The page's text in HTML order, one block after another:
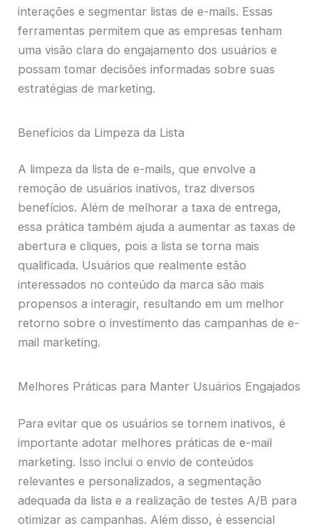
interações e segmentar listas de e-mails. Essas
ferramentas permitem que as empresas tenham
uma visão clara do engajamento dos usuários e
possam tomar decisões informadas sobre suas
estratégias de marketing.
Benefícios da Limpeza da Lista
A limpeza da lista de e-mails, que envolve a
remoção de usuários inativos, traz diversos
benefícios. Além de melhorar a taxa de entrega,
essa prática também ajuda a aumentar as taxas de
abertura e cliques, pois a lista se torna mais
qualificada. Usuários que realmente estão
interessados no conteúdo da marca são mais
propensos a interagir, resultando em um melhor
retorno sobre o investimento das campanhas de e-
mail marketing.
Melhores Práticas para Manter Usuários Engajados
Para evitar que os usuários se tornem inativos, é
importante adotar melhores práticas de e-mail
marketing. Isso inclui o envio de conteúdos
relevantes e personalizados, a segmentação
adequada da lista e a realização de testes A/B para
otimizar as campanhas. Além disso, é essencial